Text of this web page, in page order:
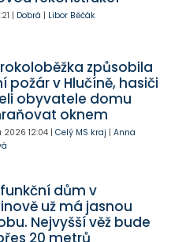
| Dobrá | Libor Běčák
způsobila
požár v Hlučíně, hasiči
obyvatele domu
oknem
2026 12:04| Celý MS kraj | Anna
dům v
už má jasnou
Nejvyšší věž bude